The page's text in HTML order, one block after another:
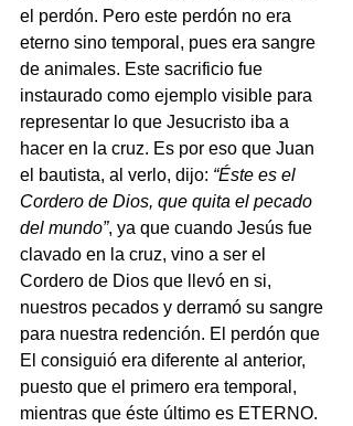
el perdón. Pero este perdón no era
eterno sino temporal, pues era sangre
de animales. Este sacrificio fue
instaurado como ejemplo visible para
representar lo que Jesucristo iba a
hacer en la cruz. Es por eso que Juan
el bautista, al verlo, dijo: “Éste es el
Cordero de Dios, que quita el pecado
del mundo”, ya que cuando Jesús fue
clavado en la cruz, vino a ser el
Cordero de Dios que llevó en si,
nuestros pecados y derramó su sangre
para nuestra redención. El perdón que
El consiguió era diferente al anterior,
puesto que el primero era temporal,
mientras que éste último es ETERNO.